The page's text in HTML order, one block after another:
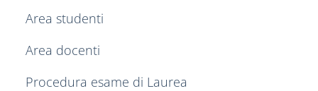
Area studenti
Area docenti
Procedura esame di Laurea